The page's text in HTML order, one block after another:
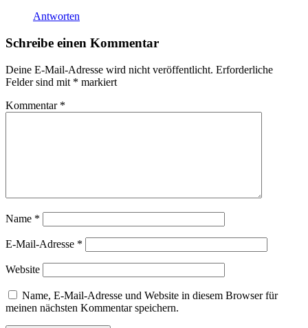
Antworten
Schreibe einen Kommentar
Deine E-Mail-Adresse wird nicht veröffentlicht. Erforderliche
Felder sind mit * markiert
Kommentar *
Name *
E-Mail-Adresse *
Website
Name, E-Mail-Adresse und Website in diesem Browser für
meinen nächsten Kommentar speichern.